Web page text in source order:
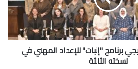
برنامج "إنبات" للإعداد المهني في
نسخته الثالثة